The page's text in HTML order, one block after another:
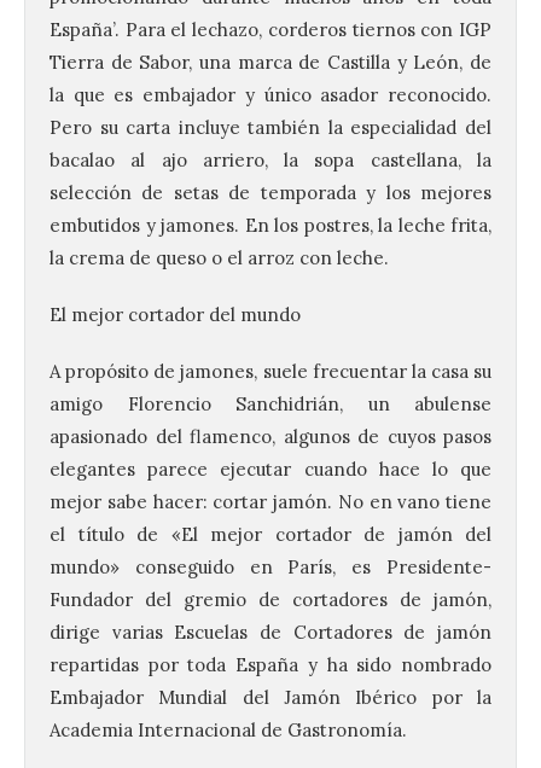
España’. Para el lechazo, corderos tiernos con IGP
Tierra de Sabor, una marca de Castilla y León, de
la que es embajador y único asador reconocido.
Pero su carta incluye también la especialidad del
bacalao al ajo arriero, la sopa castellana, la
selección de setas de temporada y los mejores
embutidos y jamones. En los postres, la leche frita,
la crema de queso o el arroz con leche.
El mejor cortador del mundo
A propósito de jamones, suele frecuentar la casa su
amigo Florencio Sanchidrián, un abulense
apasionado del flamenco, algunos de cuyos pasos
elegantes parece ejecutar cuando hace lo que
mejor sabe hacer: cortar jamón. No en vano tiene
el título de «El mejor cortador de jamón del
mundo» conseguido en París, es Presidente-
Fundador del gremio de cortadores de jamón,
dirige varias Escuelas de Cortadores de jamón
repartidas por toda España y ha sido nombrado
Embajador Mundial del Jamón Ibérico por la
Academia Internacional de Gastronomía.